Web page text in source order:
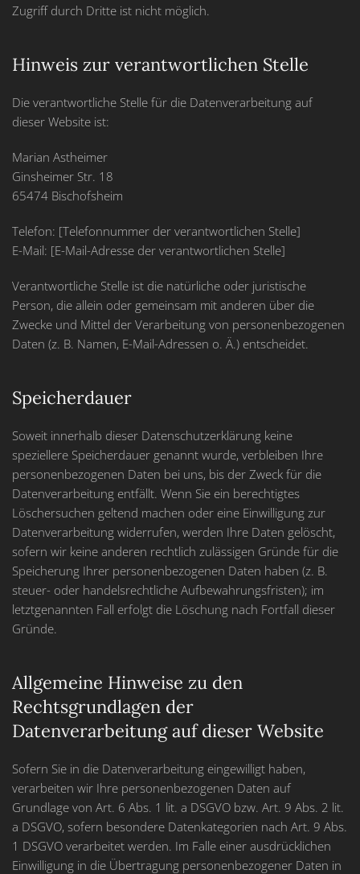
Zugriff durch Dritte ist nicht möglich.
Hinweis zur verantwortlichen Stelle
Die verantwortliche Stelle für die Datenverarbeitung auf
dieser Website ist:
Marian Astheimer
Ginsheimer Str. 18
65474 Bischofsheim
Telefon: [Telefonnummer der verantwortlichen Stelle]
E-Mail: [E-Mail-Adresse der verantwortlichen Stelle]
Verantwortliche Stelle ist die natürliche oder juristische
Person, die allein oder gemeinsam mit anderen über die
Zwecke und Mittel der Verarbeitung von personenbezogenen
Daten (z. B. Namen, E-Mail-Adressen o. Ä.) entscheidet.
Speicherdauer
Soweit innerhalb dieser Datenschutzerklärung keine
speziellere Speicherdauer genannt wurde, verbleiben Ihre
personenbezogenen Daten bei uns, bis der Zweck für die
Datenverarbeitung entfällt. Wenn Sie ein berechtigtes
Löschersuchen geltend machen oder eine Einwilligung zur
Datenverarbeitung widerrufen, werden Ihre Daten gelöscht,
sofern wir keine anderen rechtlich zulässigen Gründe für die
Speicherung Ihrer personenbezogenen Daten haben (z. B.
steuer- oder handelsrechtliche Aufbewahrungsfristen); im
letztgenannten Fall erfolgt die Löschung nach Fortfall dieser
Gründe.
Allgemeine Hinweise zu den
Rechtsgrundlagen der
Datenverarbeitung auf dieser Website
Sofern Sie in die Datenverarbeitung eingewilligt haben,
verarbeiten wir Ihre personenbezogenen Daten auf
Grundlage von Art. 6 Abs. 1 lit. a DSGVO bzw. Art. 9 Abs. 2 lit.
a DSGVO, sofern besondere Datenkategorien nach Art. 9 Abs.
1 DSGVO verarbeitet werden. Im Falle einer ausdrücklichen
Einwilligung in die Übertragung personenbezogener Daten in